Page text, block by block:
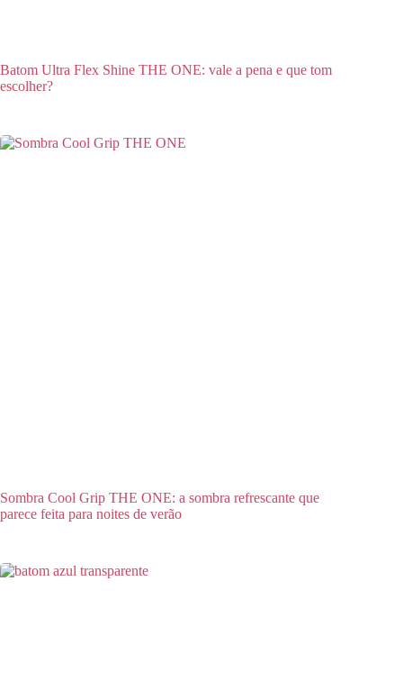
Batom Ultra Flex Shine THE ONE: vale a pena e que tom
escolher?
Sombra Cool Grip THE ONE: a sombra refrescante que
parece feita para noites de verão